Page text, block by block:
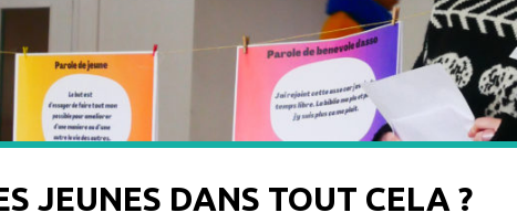
JEUNES DANS TOUT CELA ?